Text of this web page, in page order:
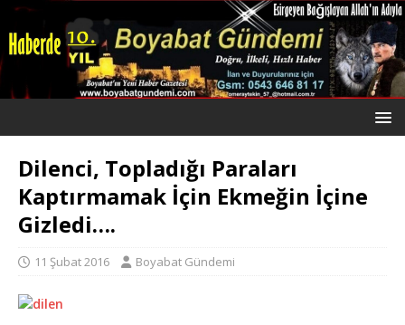
Dilenci, Topladığı Paraları
Kaptırmamak İçin Ekmeğin İçine
Gizledi….
11 Şubat 2016 Boyabat Gündemi